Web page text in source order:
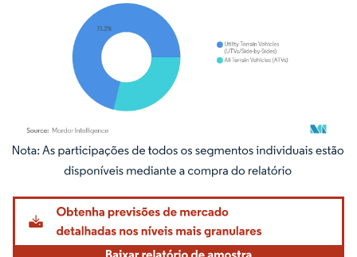
Imagem © Mordor Intelligence. O reuso requer atribuição conforme CC BY 4.0.